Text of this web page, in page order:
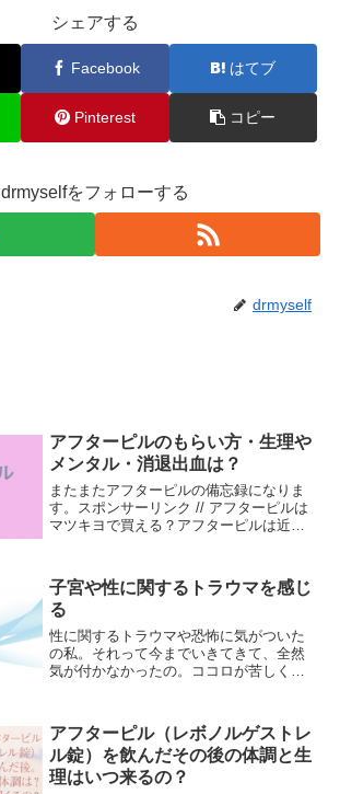
シェアする
Facebook はてブ
Pinterest コピー
drmyselfをフォローする
drmyself
アフターピルのもらい方・生理や
メンタル・消退出血は？
またまたアフターピルの備忘録になりま
す。スポンサーリンク // アフターピルは
マツキヨで買える？アフターピルは近所
思ってオンラインショップを調べてみた
ら、ありませんでし...
子宮や性に関するトラウマを感じ
る
性に関するトラウマや恐怖に気がついた
の私。それって今までいきてきて、全然
気が付かなかったの。ココロが苦しくて
よ」って準備ができたんだと思う。トラ
ウマって人には言えない事が...
アフターピル（レボノルゲストレ
ル錠）を飲んだその後の体調と生
理はいつ来るの？